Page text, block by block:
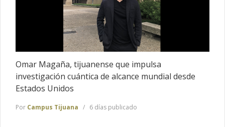
Omar Magaña, tijuanense que impulsa
investigación cuántica de alcance mundial desde
Estados Unidos
Por Campus Tijuana 6 días publicado